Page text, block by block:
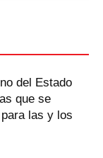
del Estado
que se
las y los